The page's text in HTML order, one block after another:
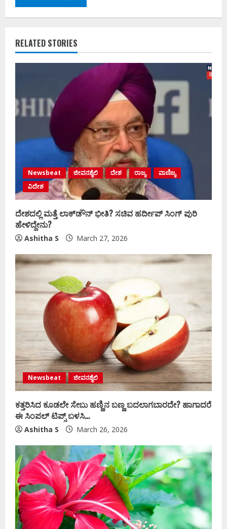
RELATED STORIES
Newsbeat ಜೀವನಶೈಲಿ ದೇಶ ರಾಜ್ಯ
ವಾಣಿಜ್ಯ
ವಿದೇಶ
ದೇಶದಲ್ಲಿ ಮತ್ತೆ ಲಾಕ್‌ಡೌನ್ ಭೀತಿ? ಸಚಿವ ಹರ್ದೀಪ್ ಸಿಂಗ್ ಪುರಿ
ಹೇಳಿದ್ದೇನು?
Ashitha S March 27, 2026
Newsbeat ಜೀವನಶೈಲಿ
ಕತ್ತರಿಸಿದ ಕೂಡಲೇ ಸೇಬು ಹಣ್ಣಿನ ಬಣ್ಣ ಬದಲಾಗಬಾರದೇ? ಹಾಗಾದರೆ
ಈ ಸಿಂಪಲ್​​ ಟಿಪ್ಸ್​ ಬಳಸಿ…
Ashitha S March 26, 2026